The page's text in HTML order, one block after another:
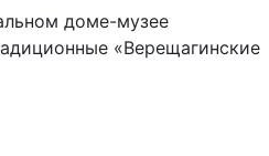
доме-музее
«Верещагинские